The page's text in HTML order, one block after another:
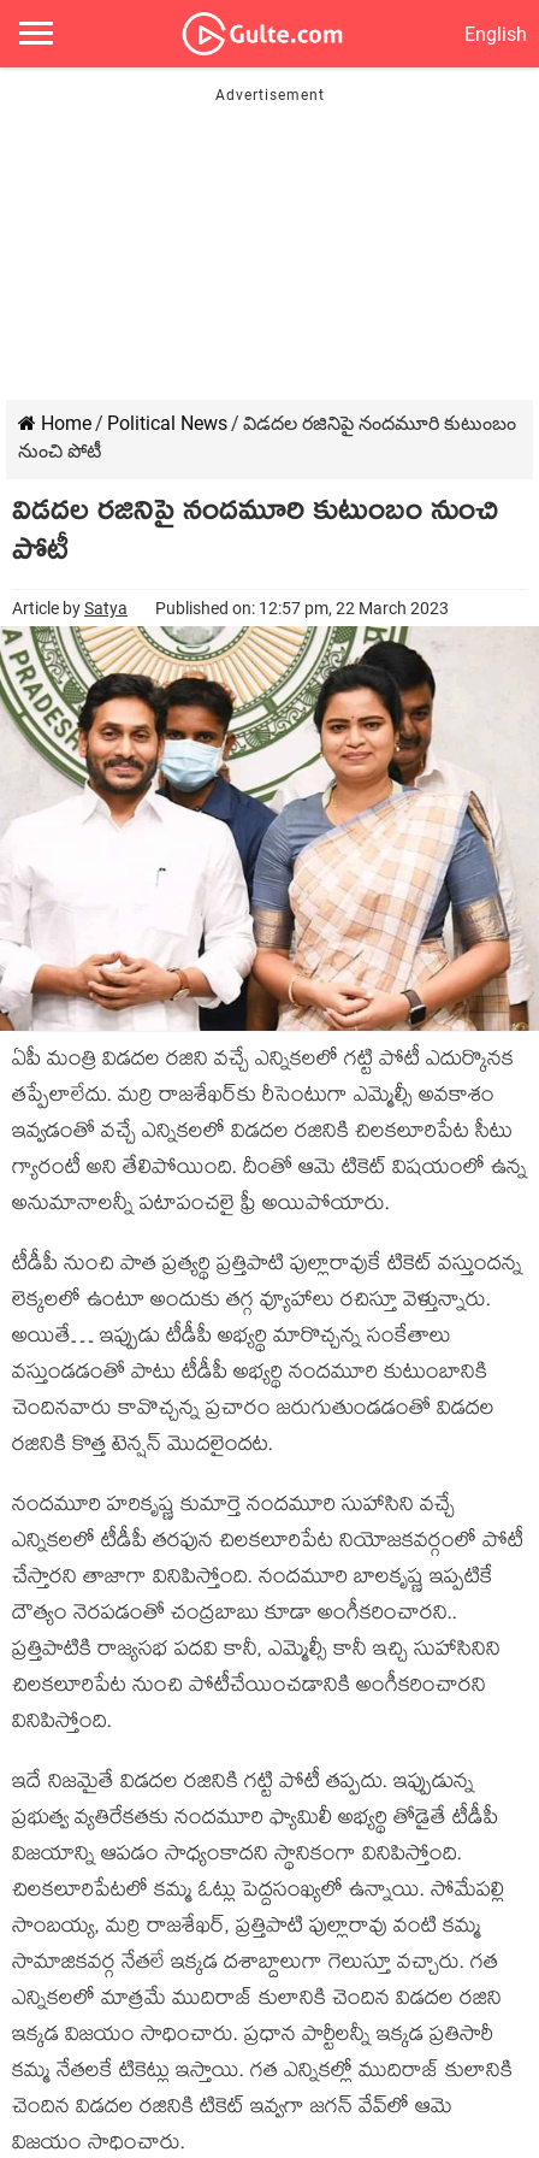
English
Home/ Political News/ విడదల రజినిపై నందమూరి కుటుంబం
నుంచి పోటీ
విడదల రజినిపై నందమూరి కుటుంబం నుంచి
పోటీ
Article bySatya Published on: 12:57 pm, 22 March 2023
ఏపీ మంత్రి విడదల రజిని వచ్చే ఎన్నికలలో గట్టి పోటీ ఎదుర్కొనక
తప్పేలాలేదు. మర్రి రాజశేఖర్‌కు రీసెంటుగా ఎమ్మెల్సీ అవకాశం
ఇవ్వడంతో వచ్చే ఎన్నికలలో విడదల రజినికి చిలకలూరిపేట సీటు
గ్యారంటీ అని తేలిపోయింది. దీంతో ఆమె టికెట్ విషయంలో ఉన్న
అనుమానాలన్నీ పటాపంచలై ఫ్రీ అయిపోయారు.
టీడీపీ నుంచి పాత ప్రత్యర్థి ప్రత్తిపాటి పుల్లారావుకే టికెట్ వస్తుందన్న
లెక్కలలో ఉంటూ అందుకు తగ్గ వ్యూహాలు రచిస్తూ వెళ్తున్నారు.
అయితే… ఇప్పుడు టీడీపీ అభ్యర్థి మారొచ్చన్న సంకేతాలు
వస్తుండడంతో పాటు టీడీపీ అభ్యర్థి నందమూరి కుటుంబానికి
చెందినవారు కావొచ్చన్న ప్రచారం జరుగుతుండడంతో విడదల
రజినికి కొత్త టెన్షన్ మొదలైందట.
నందమూరి హరికృష్ణ కుమార్తె నందమూరి సుహాసిని వచ్చే
ఎన్నికలలో టీడీపీ తరఫున చిలకలూరిపేట నియోజకవర్గంలో పోటీ
చేస్తారని తాజాగా వినిపిస్తోంది. నందమూరి బాలకృష్ణ ఇప్పటికే
దౌత్యం నెరపడంతో చంద్రబాబు కూడా అంగీకరించారని..
ప్రత్తిపాటికి రాజ్యసభ పదవి కానీ, ఎమ్మెల్సీ కానీ ఇచ్చి సుహాసినిని
చిలకలూరిపేట నుంచి పోటీచేయించడానికి అంగీకరించారని
వినిపిస్తోంది.
ఇదే నిజమైతే విడదల రజినికి గట్టి పోటీ తప్పదు. ఇప్పుడున్న
ప్రభుత్వ వ్యతిరేకతకు నందమూరి ఫ్యామిలీ అభ్యర్థి తోడైతే టీడీపీ
విజయాన్ని ఆపడం సాధ్యంకాదని స్థానికంగా వినిపిస్తోంది.
చిలకలూరిపేటలో కమ్మ ఓట్లు పెద్దసంఖ్యలో ఉన్నాయి. సోమేపల్లి
సాంబయ్య, మర్రి రాజశేఖర్, ప్రత్తిపాటి పుల్లారావు వంటి కమ్మ
సామాజికవర్గ నేతలే ఇక్కడ దశాబ్దాలుగా గెలుస్తూ వచ్చారు. గత
ఎన్నికలలో మాత్రమే ముదిరాజ్ కులానికి చెందిన విడదల రజిని
ఇక్కడ విజయం సాధించారు. ప్రధాన పార్టీలన్నీ ఇక్కడ ప్రతిసారీ
కమ్మ నేతలకే టికెట్లు ఇస్తాయి. గత ఎన్నికల్లో ముదిరాజ్ కులానికి
చెందిన విడదల రజినికి టికెట్ ఇవ్వగా జగన్ వేవ్‌లో ఆమె
విజయం సాధించారు.